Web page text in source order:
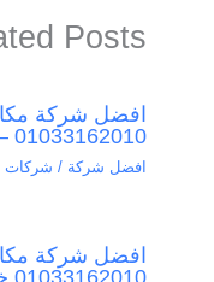
Posts
افضل شركة
01033162010 – خصم 50 %
افضل شركة / شركات
افضل شركة
01033162010 خصم 60 %